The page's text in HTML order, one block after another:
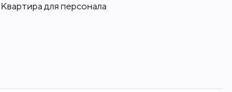
Квартира для персонала